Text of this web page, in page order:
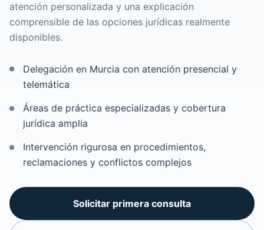
atención personalizada y una explicación
comprensible de las opciones jurídicas realmente
disponibles.
Delegación en Murcia con atención presencial y
telemática
Áreas de práctica especializadas y cobertura
jurídica amplia
Intervención rigurosa en procedimientos,
reclamaciones y conflictos complejos
Solicitar primera consulta